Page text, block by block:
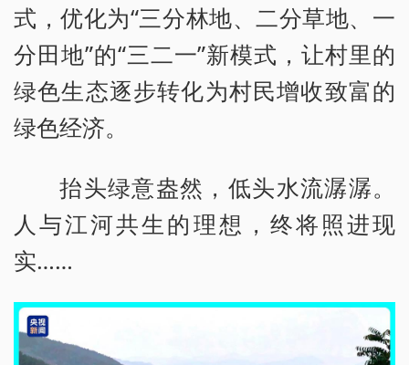
式，优化为“三分林地、二分草地、一
分田地”的“三二一”新模式，让村里的
绿色生态逐步转化为村民增收致富的
绿色经济。
抬头绿意盎然，低头水流潺潺。
人与江河共生的理想，终将照进现
实……